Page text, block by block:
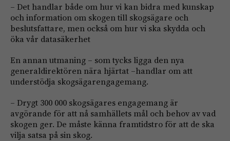
– Det handlar både om hur vi kan bidra med kunskap
och information om skogen till skogsägare och
beslutsfattare, men också om hur vi ska skydda och
öka vår datasäkerhet
En annan utmaning – som tycks ligga den nya
generaldirektören nära hjärtat –handlar om att
understödja skogsägarengagemang.
– Drygt 300 000 skogsägares engagemang är
avgörande för att nå samhällets mål och behov av vad
skogen ger. De måste känna framtidstro för att de ska
vilja satsa på sin skog.